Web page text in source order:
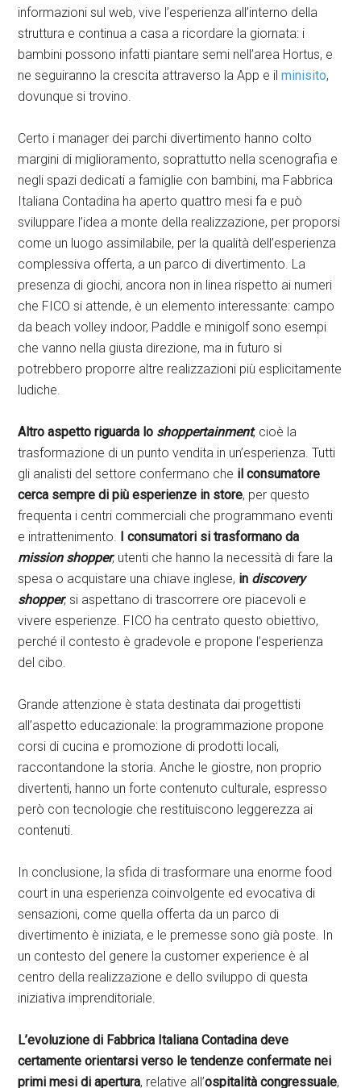
informazioni sul web, vive l’esperienza all’interno della
struttura e continua a casa a ricordare la giornata: i
bambini possono infatti piantare semi nell’area Hortus, e
ne seguiranno la crescita attraverso la App e ilminisito,
dovunque si trovino.
Certo i manager dei parchi divertimento hanno colto
margini di miglioramento, soprattutto nella scenografia e
negli spazi dedicati a famiglie con bambini, ma Fabbrica
Italiana Contadina ha aperto quattro mesi fa e può
sviluppare l’idea a monte della realizzazione, per proporsi
come un luogo assimilabile, per la qualità dell’esperienza
complessiva offerta, a un parco di divertimento. La
presenza di giochi, ancora non in linea rispetto ai numeri
che FICO si attende, è un elemento interessante: campo
da beach volley indoor, Paddle e minigolf sono esempi
che vanno nella giusta direzione, ma in futuro si
potrebbero proporre altre realizzazioni più esplicitamente
ludiche.
Altro aspetto riguarda lo shoppertainment, cioè la
trasformazione di un punto vendita in un’esperienza. Tutti
gli analisti del settore confermano che il consumatore
cerca sempre di più esperienze in store, per questo
frequenta i centri commerciali che programmano eventi
e intrattenimento. I consumatori si trasformano da
mission shopper, utenti che hanno la necessità di fare la
spesa o acquistare una chiave inglese, in discovery
shopper, si aspettano di trascorrere ore piacevoli e
vivere esperienze. FICO ha centrato questo obiettivo,
perché il contesto è gradevole e propone l’esperienza
del cibo.
Grande attenzione è stata destinata dai progettisti
all’aspetto educazionale: la programmazione propone
corsi di cucina e promozione di prodotti locali,
raccontandone la storia. Anche le giostre, non proprio
divertenti, hanno un forte contenuto culturale, espresso
però con tecnologie che restituiscono leggerezza ai
contenuti.
In conclusione, la sfida di trasformare una enorme food
court in una esperienza coinvolgente ed evocativa di
sensazioni, come quella offerta da un parco di
divertimento è iniziata, e le premesse sono già poste. In
un contesto del genere la customer experience è al
centro della realizzazione e dello sviluppo di questa
iniziativa imprenditoriale.
L’evoluzione di Fabbrica Italiana Contadina deve
certamente orientarsi verso le tendenze confermate nei
primi mesi di apertura, relative all’ospitalità congressuale,